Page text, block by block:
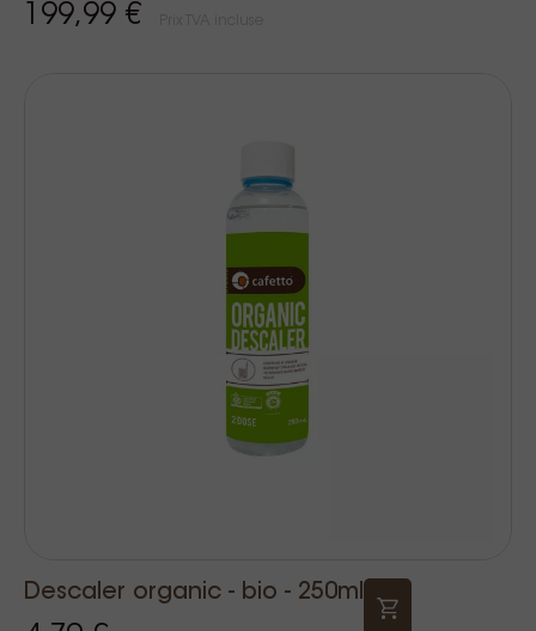
199,99 €
Descaler organic - bio - 250ml